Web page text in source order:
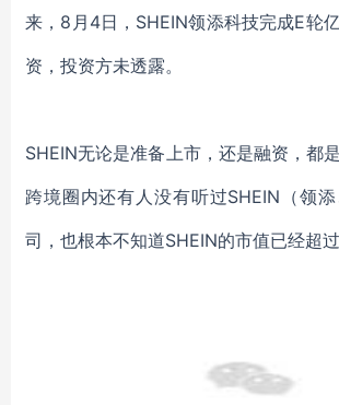
来，8月4日，SHEIN领添科技完成E轮
资，投资方未透露。
SHEIN无论是准备上市，还是融资，都
跨境圈内还有人没有听过SHEIN（领
司，也根本不知道SHEIN的市值已经超过